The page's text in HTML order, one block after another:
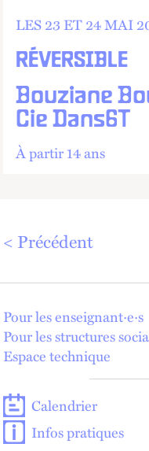
RÉVERSIBLE
Bouziane
Cie Dans6T
LES 23 ET24 MAI
À partir 14 ans
Précédent
Pour les enseignant·e·s
Pour les structures
Espace technique
Calendrier
Infos pratiques